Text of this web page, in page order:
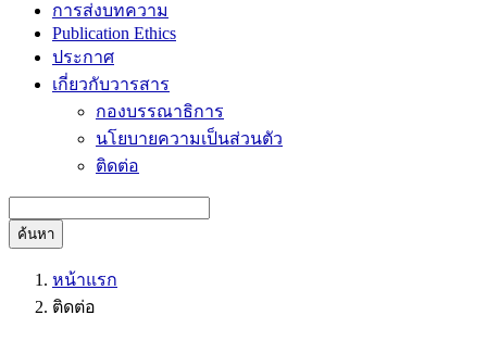
การส่งบทความ
Publication Ethics
ประกาศ
เกี่ยวกับวารสาร
กองบรรณาธิการ
นโยบายความเป็นส่วนตัว
ติดต่อ
ค้นหา
หน้าแรก
ติดต่อ